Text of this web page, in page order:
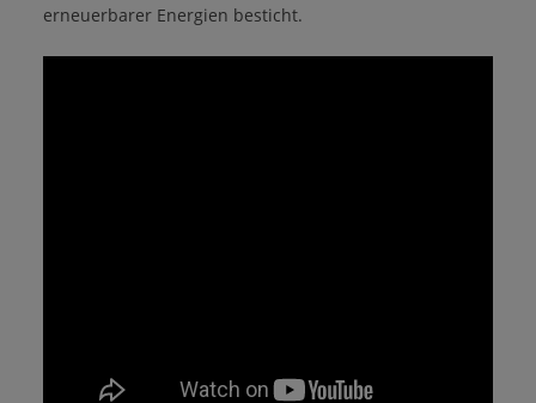
erneuerbarer Energien besticht.